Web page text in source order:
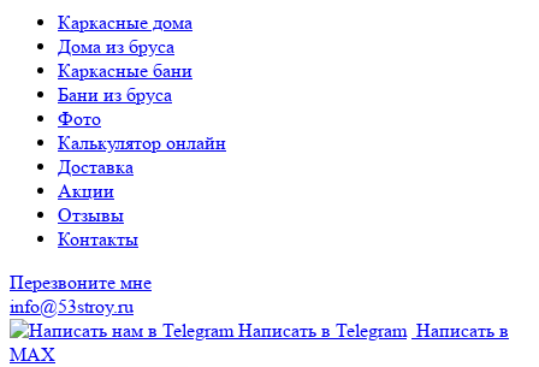
Каркасные дома
Дома из бруса
Каркасные бани
Бани из бруса
Фото
Калькулятор онлайн
Доставка
Акции
Отзывы
Контакты
Перезвоните мне
info@53stroy.ru
Написать в Telegram Написать в
MAX